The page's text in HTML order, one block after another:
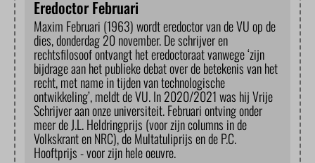
Eredoctor Februari
Maxim Februari (1963) wordt eredoctor van de VU op de
dies, donderdag 20 november. De schrijver en
rechtsfilosoof ontvangt het eredoctoraat vanwege ‘zijn
bijdrage aan het publieke debat over de betekenis van het
recht, met name in tijden van technologische
ontwikkeling’, meldt de VU. In 2020/2021 was hij Vrije
Schrijver aan onze universiteit. Februari ontving onder
meer de J.L. Heldringprijs (voor zijn columns in de
Volkskrant en NRC), de Multatuliprijs en de P.C.
Hooftprijs - voor zijn hele oeuvre.